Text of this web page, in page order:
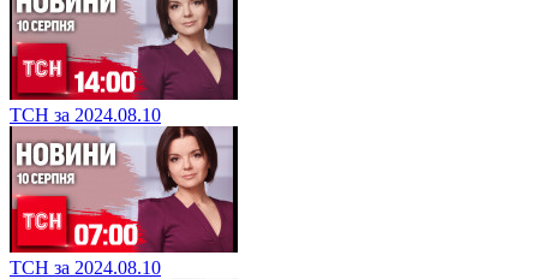
ТСН за 2024.08.10
ТСН за 2024.08.10